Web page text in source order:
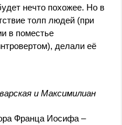
нечто похожее. Но в
толп людей (при
в поместье
делали её
и Максимилиан
Франца Иосифа –